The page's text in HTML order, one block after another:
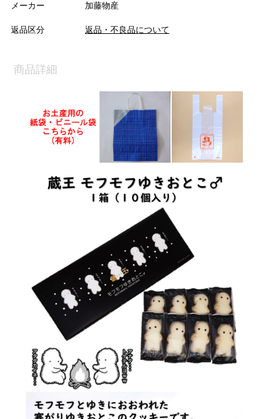
メーカー 加藤物産
返品区分 返品・不良品について
商品詳細